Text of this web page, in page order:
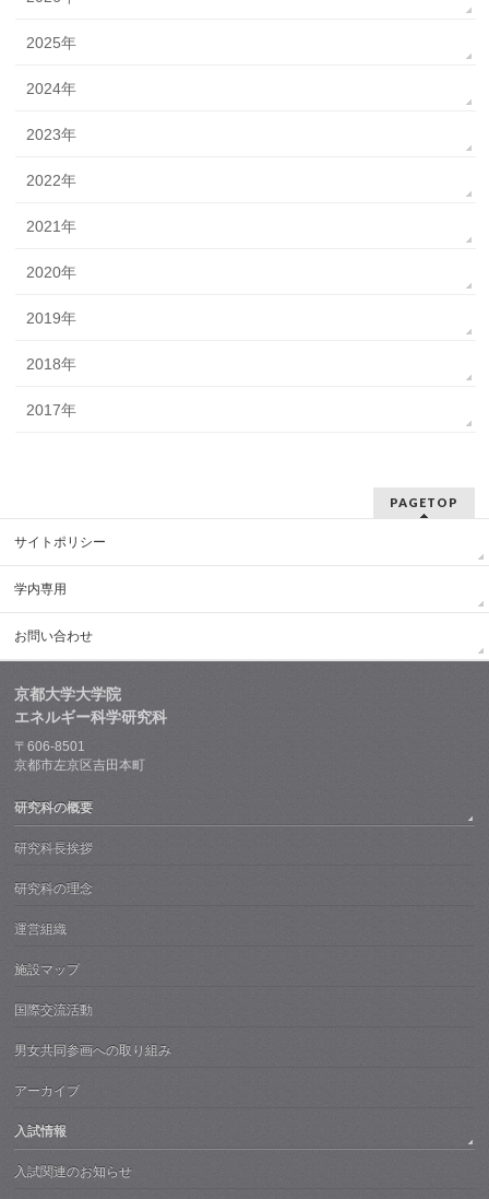
2025年
2024年
2023年
2022年
2021年
2020年
2019年
2018年
2017年
PAGETOP
サイトポリシー
学内専用
お問い合わせ
京都大学大学院
エネルギー科学研究科
〒606-8501
京都市左京区吉田本町
研究科の概要
研究科長挨拶
研究科の理念
運営組織
施設マップ
国際交流活動
男女共同参画への取り組み
アーカイブ
入試情報
入試関連のお知らせ